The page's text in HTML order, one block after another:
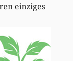
einziges